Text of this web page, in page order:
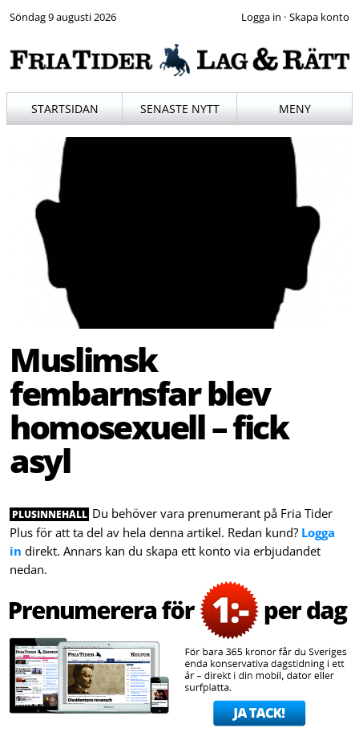
Söndag 9 augusti 2026 ·
STARTSIDAN SENASTE NYTT MENY
Muslimsk
fembarnsfar blev
homosexuell – fick
asyl
PLUSINNEHÅLL Du behöver vara prenumerant på Fria Tider
Plus för att ta del av hela denna artikel. Redan kund? Logga
in direkt. Annars kan du skapa ett konto via erbjudandet
nedan.